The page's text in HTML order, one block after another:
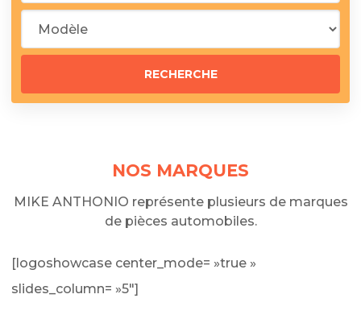
NOS MARQUES
MIKE ANTHONIO représente plusieurs de marques
de pièces automobiles.
[logoshowcase center_mode= »true »
slides_column= »5″]